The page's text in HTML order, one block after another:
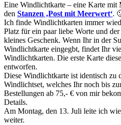
Eine Windlichtkarte – eine Karte
den Stanzen ‚Post mit Meerwert‘.
Ich finde Windlichtkarten immer
Platz für ein paar liebe Worte und
kleines Geschenk. Wenn Ihr in der
Windlichtkarte eingegbt, findet Ihr
Windlichtkarten. Die erste Karte
entworfen.
Diese Windlichtkarte ist identisch zu
Windlichtset, welches Ihr noch bis
Bestellungen ab 75,- € von mir
Details.
Am Montag, den 13. Juli leite ich
weiter.